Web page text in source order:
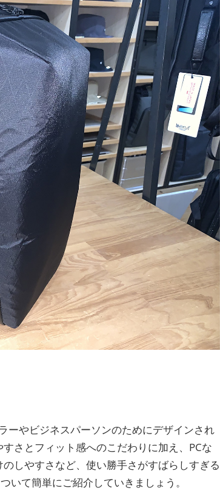
ーやビジネスパーソンのためにデザインされ
さとフィット感へのこだわりに加え、PCな
しやすさなど、使い勝手さがすばらしすぎる
いて簡単にご紹介していきましょう。